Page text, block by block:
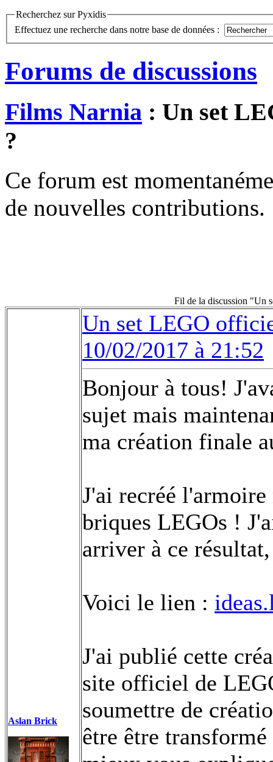
Recherchez sur Pyxidis
Effectuez une recherche dans notre base de données :
Forums de discussions
Films Narnia : Un set
?
Ce forum est
de nouvelles contributions.
Fil de la discussion "Un
Aslan Brick
Un set LEGO
10/02/2017 à 21:52
Bonjour à tous!
sujet mais
ma création finale
J'ai recréé
briques LEGOs !
arriver à ce
Voici le lien :
J'ai publié cette
site officiel de
soumettre de
être être